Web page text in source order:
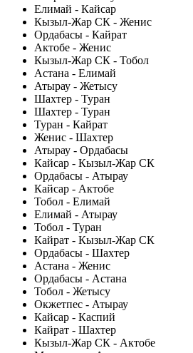
Елимай - Кайсар
Кызыл-Жар СК - Женис
Ордабасы - Кайрат
Актобе - Женис
Кызыл-Жар СК - Тобол
Астана - Елимай
Атырау - Жетысу
Шахтер - Туран
Шахтер - Туран
Туран - Кайрат
Женис - Шахтер
Атырау - Ордабасы
Кайсар - Кызыл-Жар СК
Ордабасы - Атырау
Кайсар - Актобе
Тобол - Елимай
Елимай - Атырау
Тобол - Туран
Кайрат - Кызыл-Жар СК
Ордабасы - Шахтер
Астана - Женис
Ордабасы - Астана
Тобол - Жетысу
Окжетпес - Атырау
Кайсар - Каспий
Кайрат - Шахтер
Кызыл-Жар СК - Актобе